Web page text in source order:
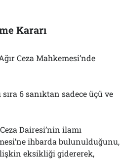
Kararı
Ceza Mahkemesi’nde
6 sanıktan sadece üçü ve
Dairesi’nin ilamı
ihbarda bulunulduğunu,
eksikliği gidererek,